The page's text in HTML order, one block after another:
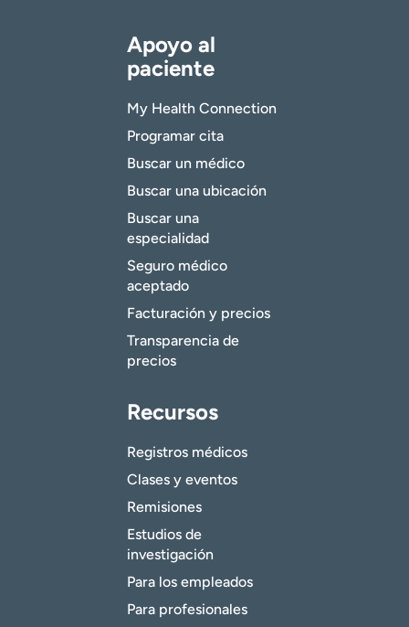
Apoyo al
paciente
My Health Connection
Programar cita
Buscar un médico
Buscar una ubicación
Buscar una
especialidad
Seguro médico
aceptado
Facturación y precios
Transparencia de
precios
Recursos
Registros médicos
Clases y eventos
Remisiones
Estudios de
investigación
Para los empleados
Para profesionales